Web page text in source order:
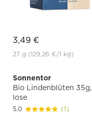
3,49 €
27 g (129,26 €/1 kg)
Sonnentor
Bio Lindenblüten 35g,
lose
5.0 (1)